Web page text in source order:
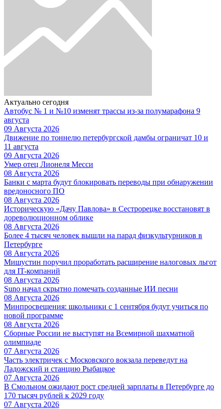
Актуально сегодня
Автобус № 1 и №10 изменят трассы из-за полумарафона 9
августа
09 Августа 2026
Движение по тоннелю петербургской дамбы ограничат 10 и
11 августа
09 Августа 2026
Умер отец Лионеля Месси
08 Августа 2026
Банки с марта будут блокировать переводы при обнаружении
вредоносного ПО
08 Августа 2026
Историческую «Дачу Павлова» в Сестрорецке восстановят в
дореволюционном облике
08 Августа 2026
Более 4 тысяч человек вышли на парад физкультурников в
Петербурге
08 Августа 2026
Мишустин поручил проработать расширение налоговых льгот
для IT-компаний
08 Августа 2026
Suno начал скрытно помечать созданные ИИ песни
08 Августа 2026
Минпросвещения: школьники с 1 сентября будут учиться по
новой программе
08 Августа 2026
Сборные России не выступят на Всемирной шахматной
олимпиаде
07 Августа 2026
Часть электричек с Московского вокзала переведут на
Ладожский и станцию Рыбацкое
07 Августа 2026
В Смольном ожидают рост средней зарплаты в Петербурге до
170 тысяч рублей к 2029 году
07 Августа 2026